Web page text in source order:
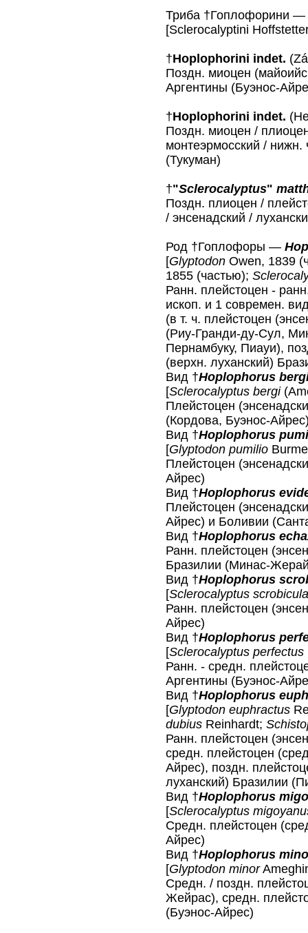
Триба †Гоплофорини —
[Sclerocalyptini
†Hoplophorini indet.
Поздн. миоцен
Аргентины (Буэнос-
†Hoplophorini indet.
Поздн. миоцен /
монтеэрмосский /
(Тукуман)
†"Sclerocalyptus"
Поздн. плиоцен /
/ энсенадский /
Род †Гоплофоры —
[Glyptodon Owen, 1839
1855 (частью);
Ранн. плейстоцен -
ископ. и 1 современ.
(в т. ч. плейстоцен
(Риу-Гранди-ду-Сул,
Пернамбуку, Пиауи),
(верхн. луханский)
Вид †Hoplophorus
[Sclerocalyptus bergi
Плейстоцен
(Кордова, Буэнос-
Вид †Hoplophorus
[Glyptodon pumilio
Плейстоцен
Айрес)
Вид †Hoplophorus
Плейстоцен
Айрес) и Боливии
Вид †Hoplophorus
Ранн. плейстоцен
Бразилии (Минас-
Вид †Hoplophorus
[Sclerocalyptus
Ранн. плейстоцен
Айрес)
Вид †Hoplophorus
[Sclerocalyptus perfectus
Ранн. - средн.
Аргентины (Буэнос-
Вид †Hoplophorus
[Glyptodon euphractus
dubius Reinhardt;
Ранн. плейстоцен
средн. плейстоцен
Айрес), поздн.
луханский) Бразилии
Вид †Hoplophorus
[Sclerocalyptus
Средн. плейстоцен
Айрес)
Вид †Hoplophorus
[Glyptodon minor
Средн. / поздн.
Жейрас), средн.
(Буэнос-Айрес)